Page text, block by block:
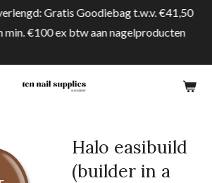
Gratis Goodiebag t.w.v. €41,50
min. €100 ex btw aan nagelproducten
Halo easibuild
(builder in a